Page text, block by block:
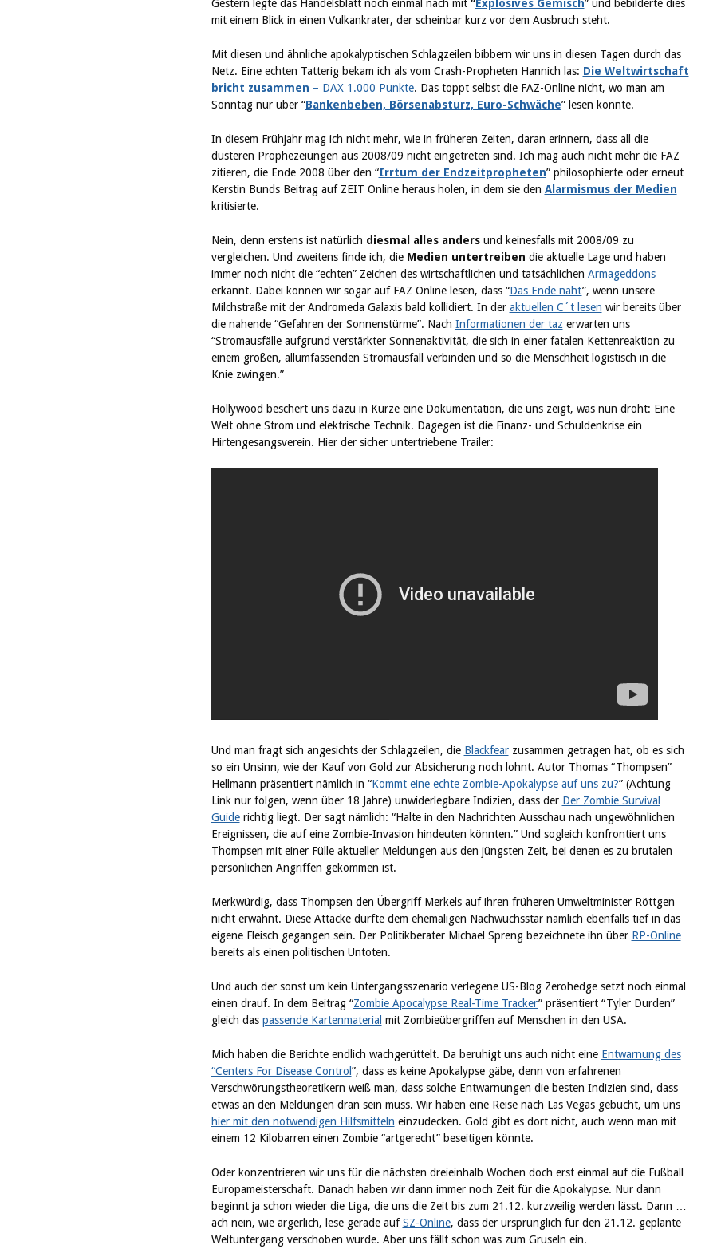
Gestern legte das Handelsblatt noch einmal nach mit “Explosives Gemisch” und bebilderte dies
mit einem Blick in einen Vulkankrater, der scheinbar kurz vor dem Ausbruch steht.
Mit diesen und ähnliche apokalyptischen Schlagzeilen bibbern wir uns in diesen Tagen durch das
Netz. Eine echten Tatterig bekam ich als vom Crash-Propheten Hannich las: Die Weltwirtschaft
bricht zusammen – DAX 1.000 Punkte. Das toppt selbst die FAZ-Online nicht, wo man am
Sonntag nur über “Bankenbeben, Börsenabsturz, Euro-Schwäche” lesen konnte.
In diesem Frühjahr mag ich nicht mehr, wie in früheren Zeiten, daran erinnern, dass all die
düsteren Prophezeiungen aus 2008/09 nicht eingetreten sind. Ich mag auch nicht mehr die FAZ
zitieren, die Ende 2008 über den “Irrtum der Endzeitpropheten” philosophierte oder erneut
Kerstin Bunds Beitrag auf ZEIT Online heraus holen, in dem sie den Alarmismus der Medien
kritisierte.
Nein, denn erstens ist natürlich diesmal alles andersund keinesfalls mit 2008/09 zu
vergleichen. Und zweitens finde ich, die Medien untertreiben die aktuelle Lage und haben
immer noch nicht die “echten” Zeichen des wirtschaftlichen und tatsächlichen Armageddons
erkannt. Dabei können wir sogar auf FAZ Online lesen, dass “Das Ende naht”, wenn unsere
Milchstraße mit der Andromeda Galaxis bald kollidiert. In der aktuellen C´t lesen wir bereits über
die nahende “Gefahren der Sonnenstürme”. Nach Informationen der taz erwarten uns
“Stromausfälle aufgrund verstärkter Sonnenaktivität, die sich in einer fatalen Kettenreaktion zu
einem großen, allumfassenden Stromausfall verbinden und so die Menschheit logistisch in die
Knie zwingen.”
Hollywood beschert uns dazu in Kürze eine Dokumentation, die uns zeigt, was nun droht: Eine
Welt ohne Strom und elektrische Technik. Dagegen ist die Finanz- und Schuldenkrise ein
Hirtengesangsverein. Hier der sicher untertriebene Trailer:
Und man fragt sich angesichts der Schlagzeilen, die Blackfearzusammen getragen hat, ob es sich
so ein Unsinn, wie der Kauf von Gold zur Absicherung noch lohnt. Autor Thomas “Thompsen”
Hellmann präsentiert nämlich in “Kommt eine echte Zombie-Apokalypse auf uns zu?” (Achtung
Link nur folgen, wenn über 18 Jahre) unwiderlegbare Indizien, dass der Der Zombie Survival
Guiderichtig liegt. Der sagt nämlich: “Halte in den Nachrichten Ausschau nach ungewöhnlichen
Ereignissen, die auf eine Zombie-Invasion hindeuten könnten.” Und sogleich konfrontiert uns
Thompsen mit einer Fülle aktueller Meldungen aus den jüngsten Zeit, bei denen es zu brutalen
persönlichen Angriffen gekommen ist.
Merkwürdig, dass Thompsen den Übergriff Merkels auf ihren früheren Umweltminister Röttgen
nicht erwähnt. Diese Attacke dürfte dem ehemaligen Nachwuchsstar nämlich ebenfalls tief in das
eigene Fleisch gegangen sein. Der Politikberater Michael Spreng bezeichnete ihn über RP-Online
bereits als einen politischen Untoten.
Und auch der sonst um kein Untergangsszenario verlegene US-Blog Zerohedge setzt noch einmal
einen drauf. In dem Beitrag “Zombie Apocalypse Real-Time Tracker” präsentiert “Tyler Durden”
gleich das passende Kartenmaterial mit Zombieübergriffen auf Menschen in den USA.
Mich haben die Berichte endlich wachgerüttelt. Da beruhigt uns auch nicht eine Entwarnung des
“Centers For Disease Control ”, dass es keine Apokalypse gäbe, denn von erfahrenen
Verschwörungstheoretikern weiß man, dass solche Entwarnungen die besten Indizien sind, dass
etwas an den Meldungen dran sein muss. Wir haben eine Reise nach Las Vegas gebucht, um uns
hier mit den notwendigen Hilfsmitteln einzudecken. Gold gibt es dort nicht, auch wenn man mit
einem 12 Kilobarren einen Zombie “artgerecht” beseitigen könnte.
Oder konzentrieren wir uns für die nächsten dreieinhalb Wochen doch erst einmal auf die Fußball
Europameisterschaft. Danach haben wir dann immer noch Zeit für die Apokalypse. Nur dann
beginnt ja schon wieder die Liga, die uns die Zeit bis zum 21.12. kurzweilig werden lässt. Dann …
ach nein, wie ärgerlich, lese gerade aufSZ-Online, dass der ursprünglich für den 21.12. geplante
Weltuntergang verschoben wurde. Aber uns fällt schon was zum Gruseln ein.